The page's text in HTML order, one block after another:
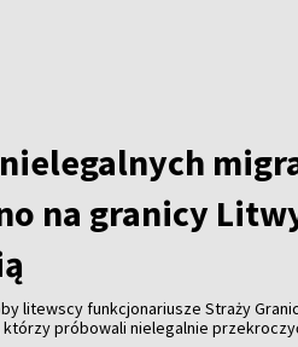
na granicy
litewscy funkcjonariusze Straży
próbowali nielegalnie